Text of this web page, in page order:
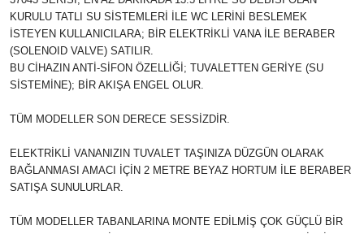
KURULU TATLI SU SİSTEMLERİ İLE WC LERİNİ BESLEMEK
İSTEYEN KULLANICILARA; BİR ELEKTRİKLİ VANA İLE BERABER
(SOLENOID VALVE) SATILIR.
BU CİHAZIN ANTİ-SİFON ÖZELLİĞİ; TUVALETTEN GERİYE (SU
SİSTEMİNE); BİR AKIŞA ENGEL OLUR.
TÜM MODELLER SON DERECE SESSİZDİR.
ELEKTRİKLİ VANANIZIN TUVALET TAŞINIZA DÜZGÜN OLARAK
BAĞLANMASI AMACI İÇİN 2 METRE BEYAZ HORTUM İLE BERABER
SATIŞA SUNULURLAR.
TÜM MODELLER TABANLARINA MONTE EDİLMİŞ ÇOK GÜÇLÜ BİR